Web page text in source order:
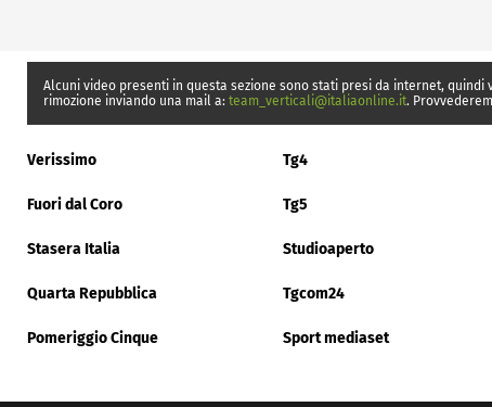
Alcuni video presenti in questa sezione sono stati presi da internet,
rimozione inviando una mail a: team_verticali@italiaonline.it.
Verissimo Tg4
Fuori dal Coro Tg5
Stasera Italia Studioaperto
Quarta Repubblica Tgcom24
Pomeriggio Cinque Sport mediaset